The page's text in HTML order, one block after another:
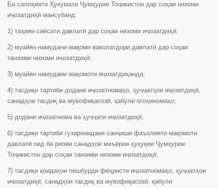
Ба салоҳияти Ҳукумати Ҷумҳурии Тоҷикистон дар соҳаи низоми
иҷозатдиҳӣ мансубанд:
1) таҳияи сиёсати давлатӣ дар соҳаи низоми иҷозатдиҳӣ;
2) муайян намудани мақоми ваколатдори давлатӣ дар соҳаи
танзими низоми иҷозатдиҳӣ;
3) муайян намудани мақомоти иҷозатдиҳанда;
4) тасдиқи тартиби додани иҷозатномаҳо, ҳуҷҷатҳои иҷозатдиҳӣ,
санадҳои тасдиқ ва мувофиқасозӣ, қабули огоҳиномаҳо;
5) додани иҷозатнома ва ҳуҷҷати иҷозатдиҳӣ;
6) тасдиқи тартиби гузаронидани санҷиши фаъолияти мақомоти
давлатӣ оид ба риояи санадҳои меъёрии ҳуқуқии Ҷумҳурии
Тоҷикистон дар соҳаи танзими низоми иҷозатдиҳӣ;
7) тасдиқи қоидаҳои пешбурди феҳристи иҷозатномаҳо, ҳуҷҷатҳои
иҷозатдиҳӣ, санадҳои тасдиқ ва мувофиқасозӣ, қабули